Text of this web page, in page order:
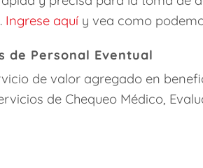
Ingrese aquí y vea como
de Personal Eventual
de valor agregado en
de Chequeo Médico,